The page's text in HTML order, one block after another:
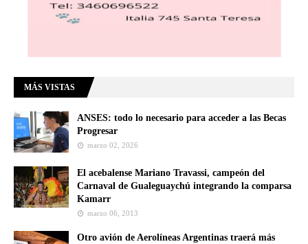
MÁS VISTAS
ANSES: todo lo necesario para acceder a las Becas
Progresar
marzo 02, 2026
El acebalense Mariano Travassi, campeón del
Carnaval de Gualeguaychú integrando la comparsa
Kamarr
marzo 06, 2013
Otro avión de Aerolíneas Argentinas traerá más